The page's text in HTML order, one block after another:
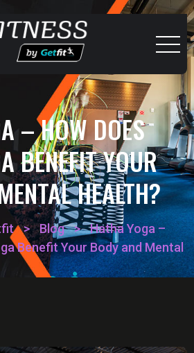
– HOW DOES
BENEFIT YOUR
HEALTH?
> Blog > Hatha Yoga –
Benefit Your Body and Mental